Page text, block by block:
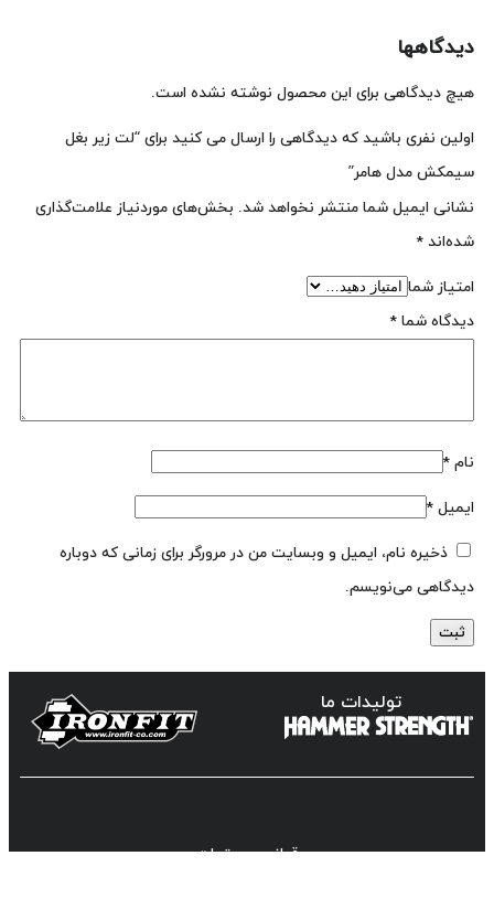
دیدگاهها
هیچ دیدگاهی برای این محصول نوشته نشده است.
اولین نفری باشید که دیدگاهی را ارسال می کنید برای “لت زیر بغل
سیمکش مدل هامر”
نشانی ایمیل شما منتشر نخواهد شد. بخش‌های موردنیاز علامت‌گذاری
شده‌اند *
امتیاز شما
دیدگاه شما *
نام *
ایمیل *
ذخیره نام، ایمیل و وبسایت من در مرورگر برای زمانی که دوباره
دیدگاهی می‌نویسم.
تولیدات ما
قوانین و مقررات